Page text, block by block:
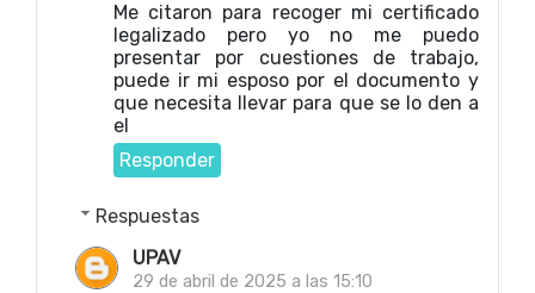
Me citaron para recoger mi certificado
legalizado pero yo no me puedo
presentar por cuestiones de trabajo,
puede ir mi esposo por el documento y
que necesita llevar para que se lo den a
el
Responder
Respuestas
UPAV
29 de abril de 2025 a las 15:10